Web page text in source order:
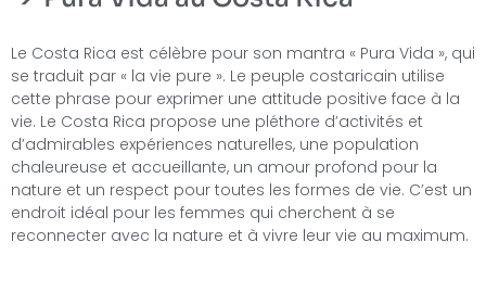
Le Costa Rica est célèbre pour son mantra « Pura Vida », qui
se traduit par « la vie pure ». Le peuple costaricain utilise
cette phrase pour exprimer une attitude positive face à la
vie. Le Costa Rica propose une pléthore d’activités et
d’admirables expériences naturelles, une population
chaleureuse et accueillante, un amour profond pour la
nature et un respect pour toutes les formes de vie. C’est un
endroit idéal pour les femmes qui cherchent à se
reconnecter avec la nature et à vivre leur vie au maximum.